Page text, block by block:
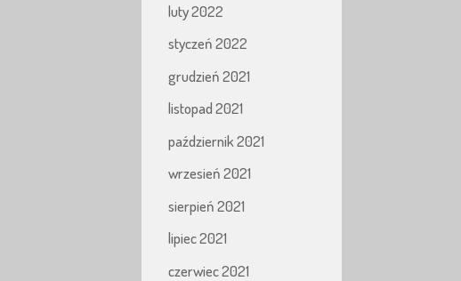
luty 2022
styczeń 2022
grudzień 2021
listopad 2021
październik 2021
wrzesień 2021
sierpień 2021
lipiec 2021
czerwiec 2021